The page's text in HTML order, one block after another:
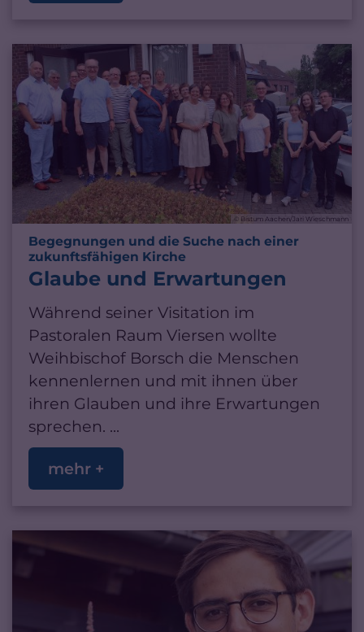
© Bistum Aachen/Jari Wieschmann
Begegnungen und die Suche nach einer
zukunftsfähigen Kirche
Glaube und Erwartungen
Während seiner Visitation im
Pastoralen Raum Viersen wollte
Weihbischof Borsch die Menschen
kennenlernen und mit ihnen über
ihren Glauben und ihre Erwartungen
sprechen. ...
mehr +